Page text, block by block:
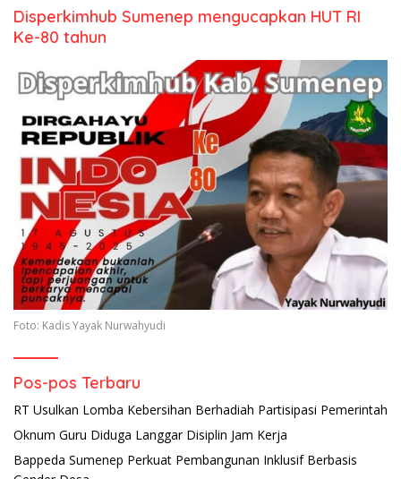
Disperkimhub Sumenep mengucapkan HUT RI
Ke-80 tahun
Foto: Kadis Yayak Nurwahyudi
Pos-pos Terbaru
RT Usulkan Lomba Kebersihan Berhadiah Partisipasi Pemerintah
Oknum Guru Diduga Langgar Disiplin Jam Kerja
Bappeda Sumenep Perkuat Pembangunan Inklusif Berbasis